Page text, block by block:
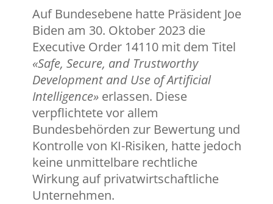
Auf Bundesebene hatte Präsident Joe
Biden am 30. Oktober 2023 die
Executive Order 14110 mit dem Titel
«Safe, Secure, and Trustworthy
Development and Use of Artificial
Intelligence»erlassen. Diese
verpflichtete vor allem
Bundesbehörden zur Bewertung und
Kontrolle von KI-Risiken, hatte jedoch
keine unmittelbare rechtliche
Wirkung auf privatwirtschaftliche
Unternehmen.